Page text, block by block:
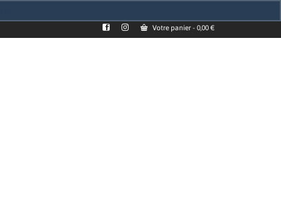
Votre panier - 0,00 €